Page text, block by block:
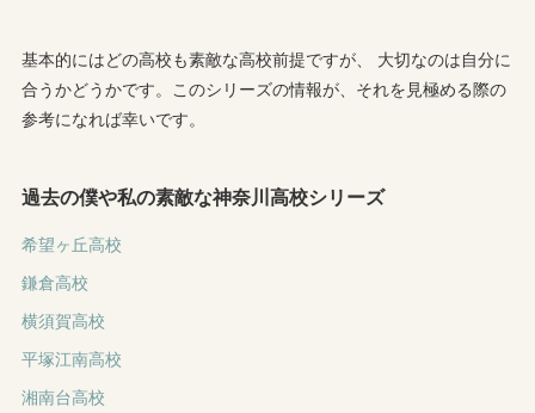
基本的にはどの高校も素敵な高校前提ですが、 大切なのは自分に
合うかどうかです。このシリーズの情報が、それを見極める際の
参考になれば幸いです。
過去の僕や私の素敵な神奈川高校シリーズ
希望ヶ丘高校
鎌倉高校
横須賀高校
平塚江南高校
湘南台高校